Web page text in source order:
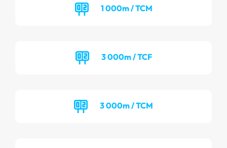
1 000m / TCM
3 000m / TCF
3 000m / TCM